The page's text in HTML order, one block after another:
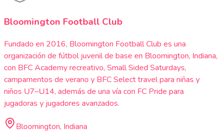
Bloomington Football Club
Fundado en 2016, Bloomington Football Club es una
organización de fútbol juvenil de base en Bloomington, Indiana,
con BFC Academy recreativo, Small Sided Saturdays,
campamentos de verano y BFC Select travel para niñas y
niños U7–U14, además de una vía con FC Pride para
jugadoras y jugadores avanzados.
Bloomington, Indiana